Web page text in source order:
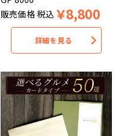
販売価格税込 ￥8,800
詳細を見る